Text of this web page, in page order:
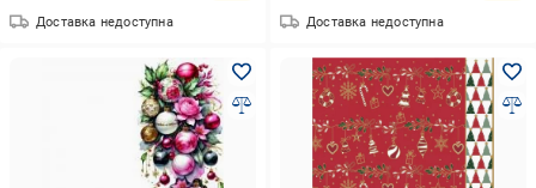
Доставка недоступна Доставка недоступна